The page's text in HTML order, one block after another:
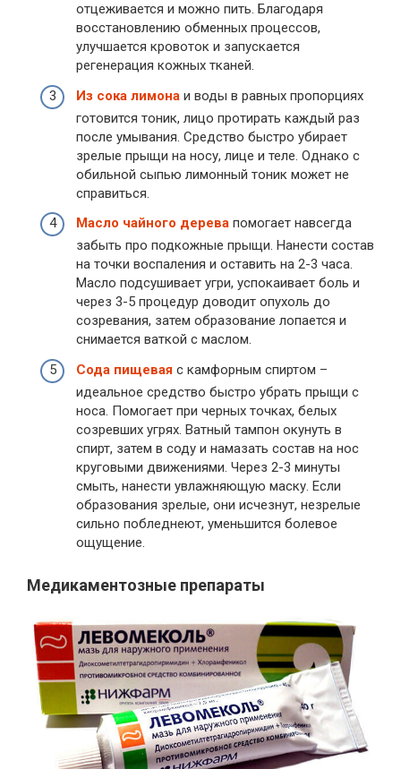
отцеживается и можно пить. Благодаря
восстановлению обменных процессов,
улучшается кровоток и запускается
регенерация кожных тканей.
Из сока лимона и воды в равных пропорциях
готовится тоник, лицо протирать каждый раз
после умывания. Средство быстро убирает
зрелые прыщи на носу, лице и теле. Однако с
обильной сыпью лимонный тоник может не
справиться.
Масло чайного дерева помогает навсегда
забыть про подкожные прыщи. Нанести состав
на точки воспаления и оставить на 2-3 часа.
Масло подсушивает угри, успокаивает боль и
через 3-5 процедур доводит опухоль до
созревания, затем образование лопается и
снимается ваткой с маслом.
Сода пищевая с камфорным спиртом –
идеальное средство быстро убрать прыщи с
носа. Помогает при черных точках, белых
созревших угрях. Ватный тампон окунуть в
спирт, затем в соду и намазать состав на нос
круговыми движениями. Через 2-3 минуты
смыть, нанести увлажняющую маску. Если
образования зрелые, они исчезнут, незрелые
сильно побледнеют, уменьшится болевое
ощущение.
Медикаментозные препараты